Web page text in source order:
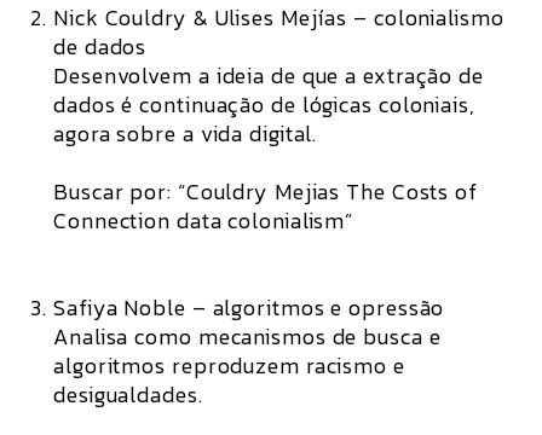
Nick Couldry & Ulises Mejías – colonialismo
de dados
Desenvolvem a ideia de que a extração de
dados é continuação de lógicas coloniais,
agora sobre a vida digital.
Buscar por: “Couldry Mejias The Costs of
Connection data colonialism”
Safiya Noble – algoritmos e opressão
Analisa como mecanismos de busca e
algoritmos reproduzem racismo e
desigualdades.